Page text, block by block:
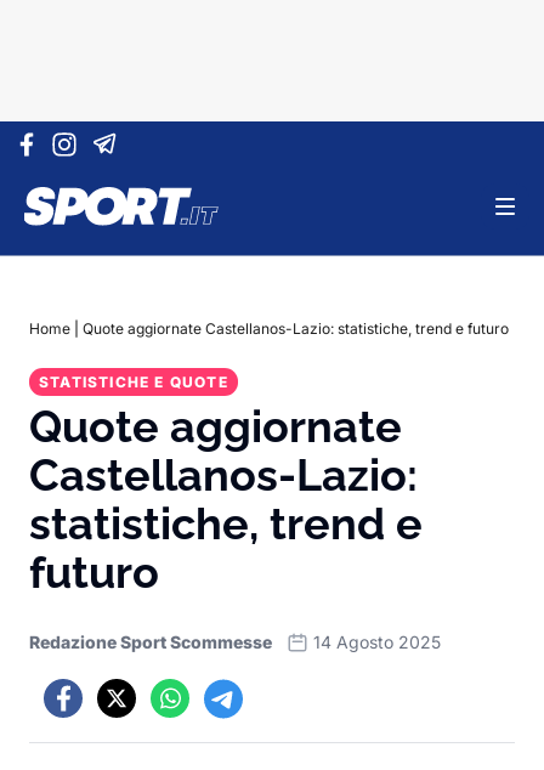
Vai al contenuto
Home Quote aggiornate Castellanos-Lazio: statistiche, trend e futuro
STATISTICHE E QUOTE
Quote aggiornate
Castellanos-Lazio:
statistiche, trend e
futuro
Redazione Sport Scommesse 14 Agosto 2025